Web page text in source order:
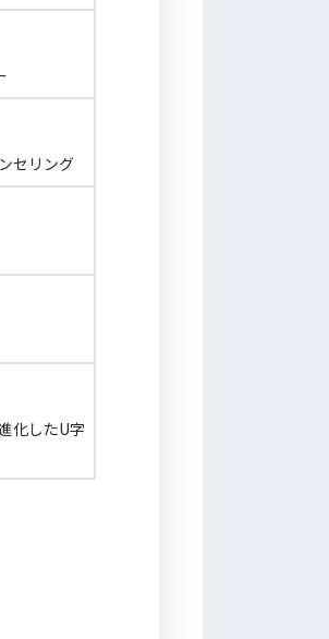
セリング
化したU字